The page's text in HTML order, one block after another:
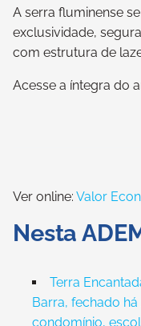
A serra fluminense
exclusividade,
com estrutura de
Acesse a íntegra do
Ver online: Valor
Nesta
Terra
Barra, fechado
condomínio,